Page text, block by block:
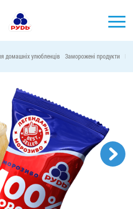
ПРОДУКЦІЯ
КОМПАНІЯ
АКЦІЇ
ЦЕНТР
ХОРЕКА
закупівлі
домашніх улюбленців Заморожені продукти